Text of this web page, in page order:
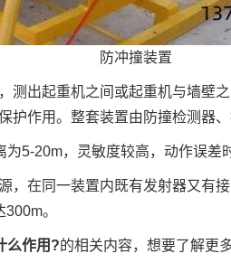
防冲撞装置
出起重机之间或起重机与墙壁
护作用。整套装置由防撞检测器、
20m，灵敏度较高，动作误差
在同一装置内既有发射器又有
。
么作用?的相关内容，想要了解更